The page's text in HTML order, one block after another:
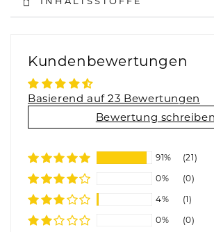
Kundenbewertungen
Basierend auf 23 Bewertungen
Bewertung schreiben
91%
(21)
0%
(0)
4%
(1)
0%
(0)